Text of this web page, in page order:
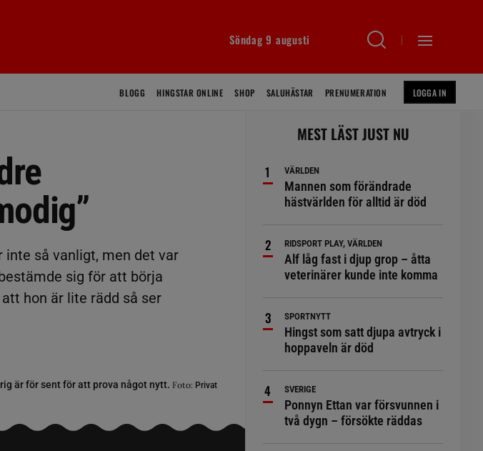
Söndag 9 augusti
BLOGG HINGSTAR ONLINE SHOP SALUHÄSTAR PRENUMERATION LOGGA IN
inte så vanligt, men det var
sig för att börja
hon är lite rädd så ser
är för sent för att prova något nytt. Foto: Privat
MEST LÄST JUST NU
VÄRLDEN
Mannen som förändrade
hästvärlden för alltid är död
RIDSPORT PLAY, VÄRLDEN
Alf låg fast i djup grop – åtta
veterinärer kunde inte komma
SPORTNYTT
Hingst som satt djupa avtryck i
hoppaveln är död
SVERIGE
Ponnyn Ettan var försvunnen i
två dygn – försökte räddas